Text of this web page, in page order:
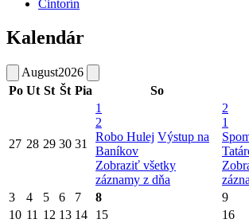
Cintorín
Kalendár
August2026
Po Ut St Št Pia So
27 28 29 30 31
1
2
Robo Hulej Výstup na
Baníkov
Zobraziť všetky
záznamy z dňa
2
1
3
4 5 6 7 8
9
10 11 12 13 14 15
16